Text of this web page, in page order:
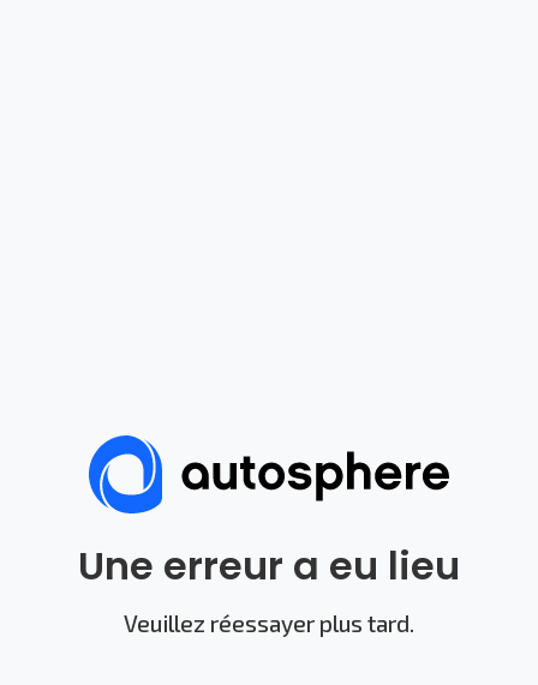
Une erreur a eu lieu
Veuillez réessayer plus tard.